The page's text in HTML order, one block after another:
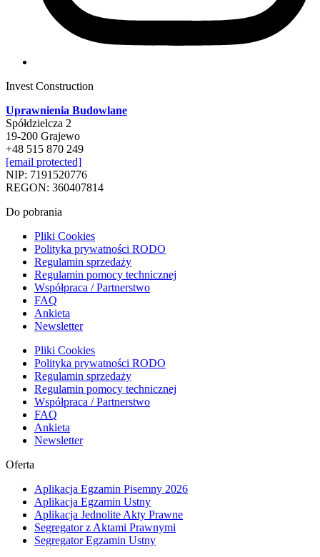
Invest Construction
Uprawnienia Budowlane
Spółdzielcza 2
19-200 Grajewo
+48 515 870 249
[email protected]
NIP: 7191520776
REGON: 360407814
Do pobrania
Pliki Cookies
Polityka prywatności RODO
Regulamin sprzedaży
Regulamin pomocy technicznej
Współpraca / Partnerstwo
FAQ
Ankieta
Newsletter
Pliki Cookies
Polityka prywatności RODO
Regulamin sprzedaży
Regulamin pomocy technicznej
Współpraca / Partnerstwo
FAQ
Ankieta
Newsletter
Oferta
Aplikacja Egzamin Pisemny 2026
Aplikacja Egzamin Ustny
Aplikacja Jednolite Akty Prawne
Segregator z Aktami Prawnymi
Segregator Egzamin Ustny